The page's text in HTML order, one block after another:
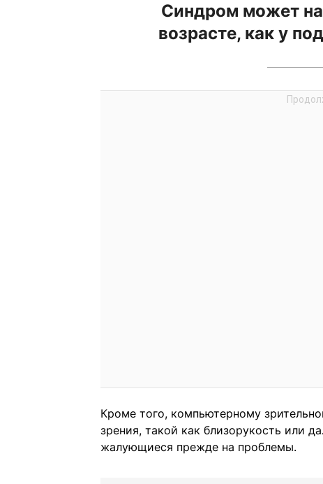
Синдром может
возрасте, как у
Кроме того, компьютерному
зрения, такой как близорукость или
жалующиеся прежде на проблемы.